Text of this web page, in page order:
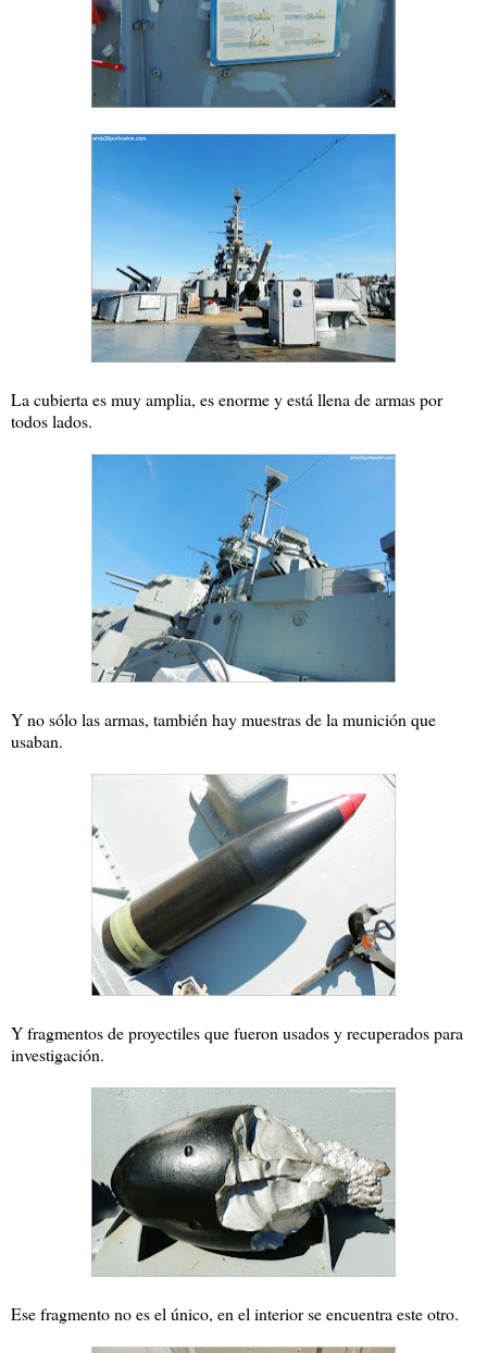
La cubierta es muy amplia, es enorme y está llena de armas por
todos lados.
Y no sólo las armas, también hay muestras de la munición que
usaban.
Y fragmentos de proyectiles que fueron usados y recuperados para
investigación.
Ese fragmento no es el único, en el interior se encuentra este otro.